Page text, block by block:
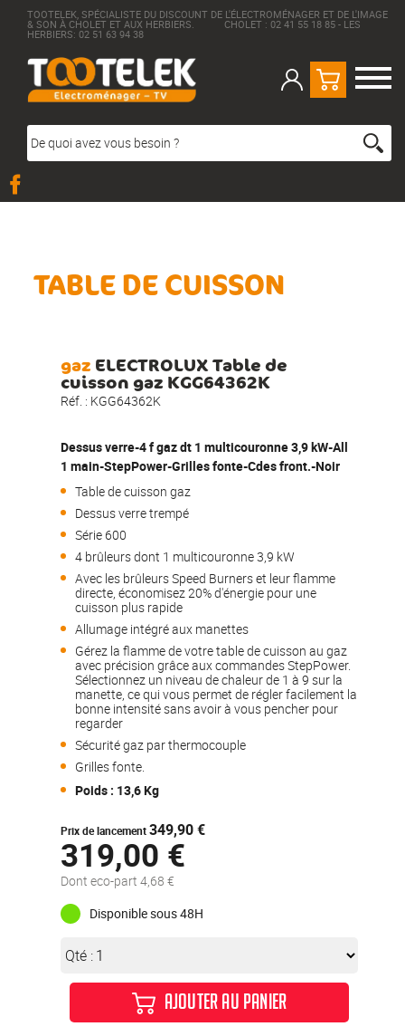
TOOTELEK, SPÉCIALISTE DU DISCOUNT DE L'ÉLECTROMÉNAGER ET DE L'IMAGE
& SON À CHOLET ET AUX HERBIERS. CHOLET : 02 41 55 18 85 - LES
HERBIERS: 02 51 63 94 38
TABLE DE CUISSON
gaz ELECTROLUX Table de
cuisson gaz KGG64362K
Réf. : KGG64362K
Dessus verre-4 f gaz dt 1 multicouronne 3,9 kW-All
1 main-StepPower-Grilles fonte-Cdes front.-Noir
Table de cuisson gaz
Dessus verre trempé
Série 600
4 brûleurs dont 1 multicouronne 3,9 kW
Avec les brûleurs Speed Burners et leur flamme
directe, économisez 20% d'énergie pour une
cuisson plus rapide
Allumage intégré aux manettes
Gérez la flamme de votre table de cuisson au gaz
avec précision grâce aux commandes StepPower.
Sélectionnez un niveau de chaleur de 1 à 9 sur la
manette, ce qui vous permet de régler facilement la
bonne intensité sans avoir à vous pencher pour
regarder
Sécurité gaz par thermocouple
Grilles fonte.
Poids : 13,6 Kg
Prix de lancement349,90 €
319,00 €
Dont eco-part 4,68 €
Disponible sous 48H
Qté :
AJOUTER AU PANIER